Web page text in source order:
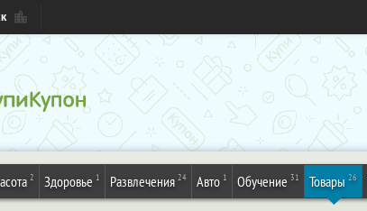
2 Здоровье 1 Развлечения 24 Авто 1 Обучение 31 Товары 26